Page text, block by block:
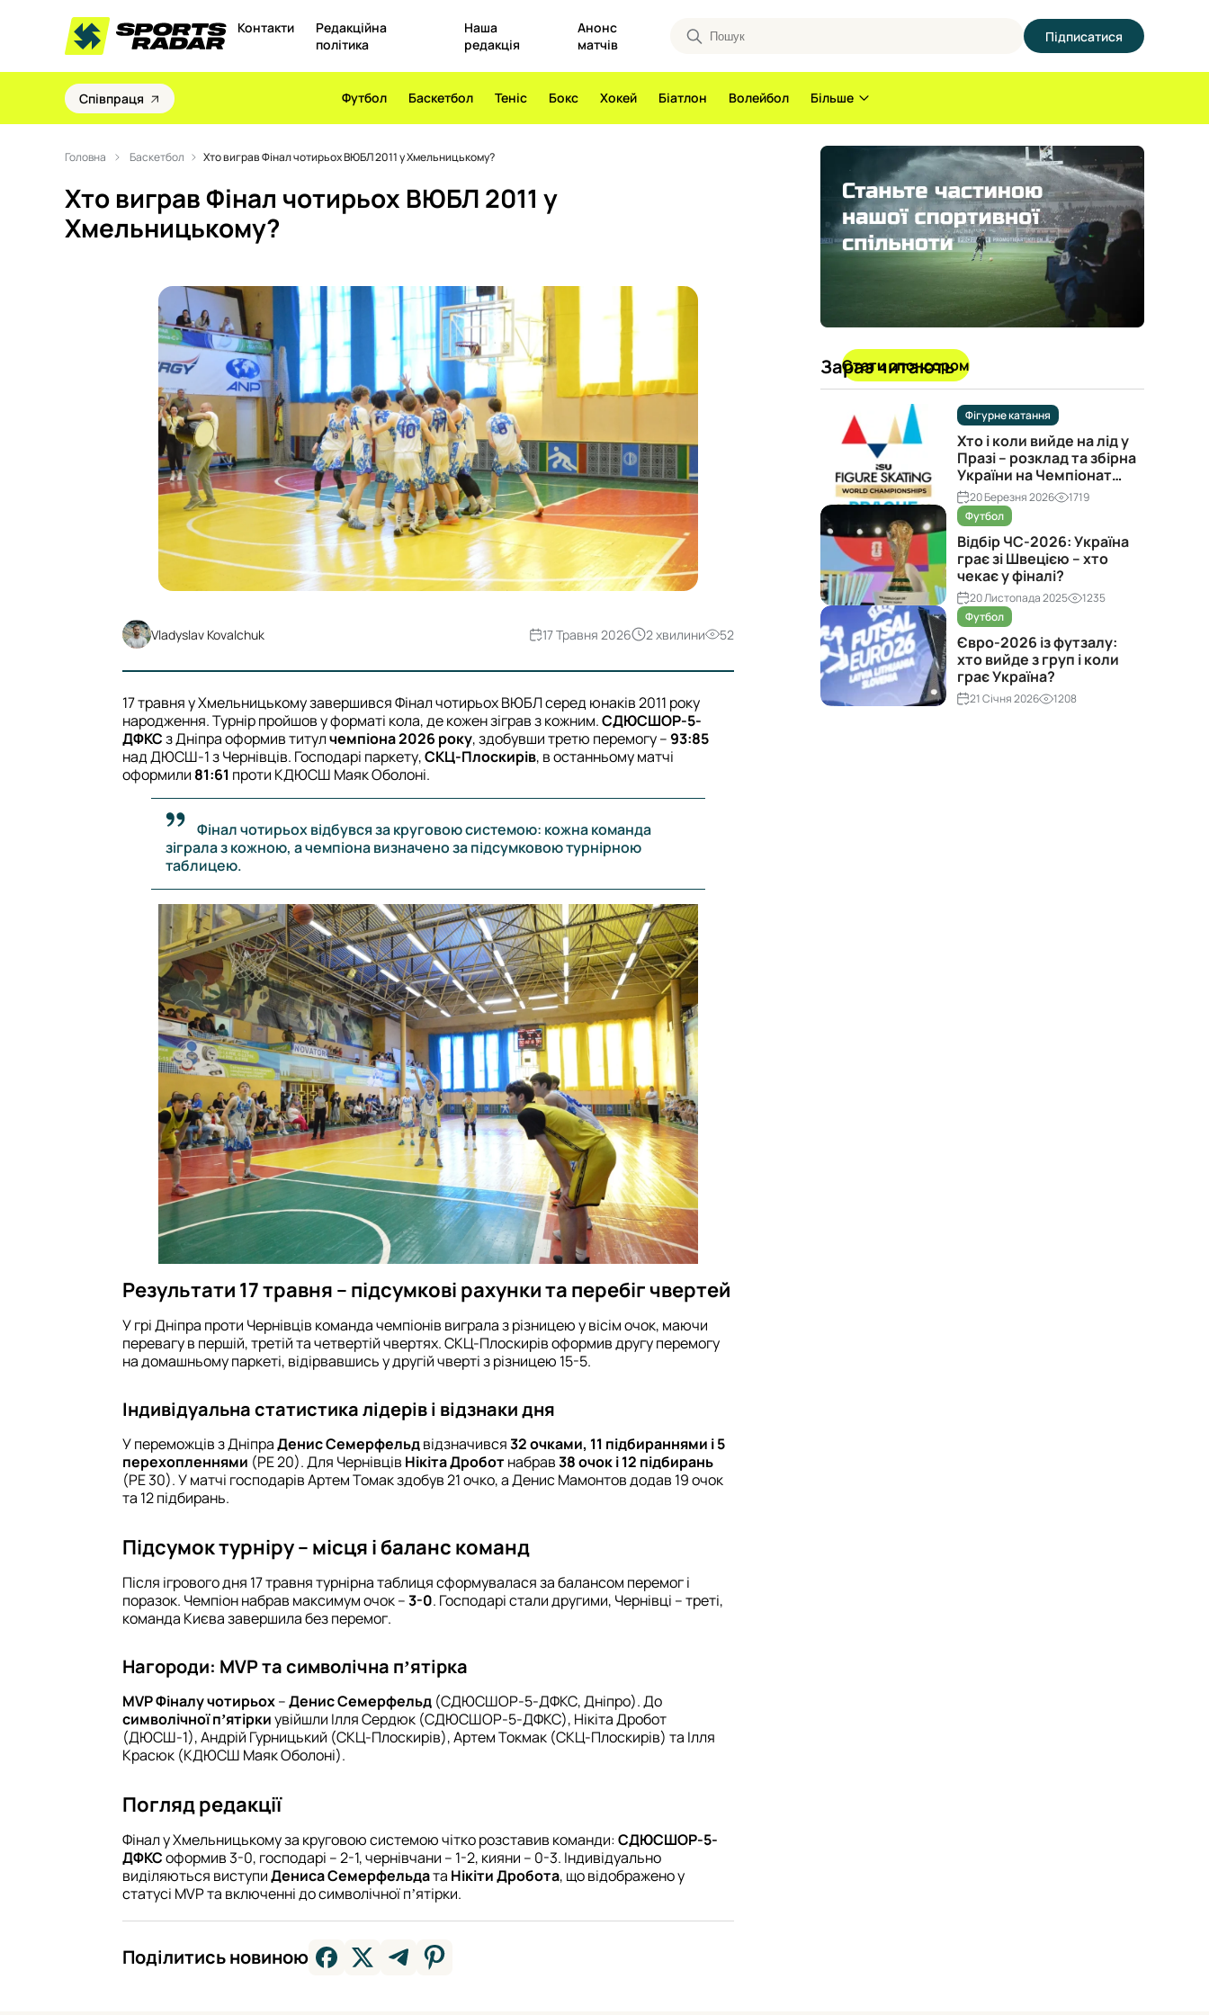
Контакти
Редакційна
політика
Наша
редакція
Анонс
матчів
Підписатися
Співпраця Футбол Баскетбол Теніс Бокс Хокей Біатлон Волейбол Більше
Стати спонсором
Головна Баскетбол Хто виграв Фінал чотирьох ВЮБЛ 2011 у Хмельницькому?
Хто виграв Фінал чотирьох ВЮБЛ 2011 у
Хмельницькому?
Vladyslav Kovalchuk 2 хвилини 52
17 Травня 2026
17 травня у Хмельницькому завершився Фінал чотирьох ВЮБЛ серед юнаків 2011 року
народження. Турнір пройшов у форматі кола, де кожен зіграв з кожним.СДЮСШОР-5-
ДФКСз Дніпра оформив титулчемпіона 2026 року, здобувши третю перемогу –93:85
над ДЮСШ-1 з Чернівців. Господарі паркету,СКЦ-Плоскирів, в останньому матчі
оформили 81:61 проти КДЮСШ Маяк Оболоні.
Фінал чотирьох відбувся за круговою системою: кожна команда
зіграла з кожною, а чемпіона визначено за підсумковою турнірною
таблицею.
Результати 17 травня – підсумкові рахунки та перебіг чвертей
У грі Дніпра проти Чернівців команда чемпіонів виграла з різницею у вісім очок, маючи
перевагу в першій, третій та четвертій чвертях. СКЦ-Плоскирів оформив другу перемогу
на домашньому паркеті, відірвавшись у другій чверті з різницею 15-5.
Індивідуальна статистика лідерів і відзнаки дня
У переможців з ДніпраДенис Семерфельдвідзначився32 очками, 11 підбираннями і 5
перехопленнями (РЕ 20). Для Чернівців Нікіта Дроботнабрав38 очок і 12 підбирань
(РЕ 30). У матчі господарів Артем Томак здобув 21 очко, а Денис Мамонтов додав 19 очок
та 12 підбирань.
Підсумок турніру – місця і баланс команд
Після ігрового дня 17 травня турнірна таблиця сформувалася за балансом перемог і
поразок. Чемпіон набрав максимум очок –3-0. Господарі стали другими, Чернівці – треті,
команда Києва завершила без перемог.
Нагороди: MVP та символічна пʼятірка
MVP Фіналу чотирьох–Денис Семерфельд (СДЮСШОР-5-ДФКС, Дніпро). До
символічної пʼятіркиувійшли Ілля Сердюк (СДЮСШОР-5-ДФКС), Нікіта Дробот
(ДЮСШ-1), Андрій Гурницький (СКЦ-Плоскирів), Артем Токмак (СКЦ-Плоскирів) та Ілля
Красюк (КДЮСШ Маяк Оболоні).
Погляд редакції
Фінал у Хмельницькому за круговою системою чітко розставив команди:СДЮСШОР-5-
ДФКСоформив 3-0, господарі – 2-1, чернівчани – 1-2, кияни – 0-3. Індивідуально
виділяються виступиДениса Семерфельдата Нікіти Дробота, що відображено у
статусі MVP та включенні до символічної пʼятірки.
Поділитись новиною
Зараз читають
Фігурне катання
Хто і коли вийде на лід у
Празі – розклад та збірна
України на Чемпіонат
світу з фігурного катання
2026
20 Березня 2026
1719
Футбол
Відбір ЧС-2026: Україна
грає зі Швецією – хто
чекає у фіналі?
20 Листопада 2025
1235
Футбол
Євро-2026 із футзалу:
хто вийде з груп і коли
грає Україна?
21 Січня 2026 1208